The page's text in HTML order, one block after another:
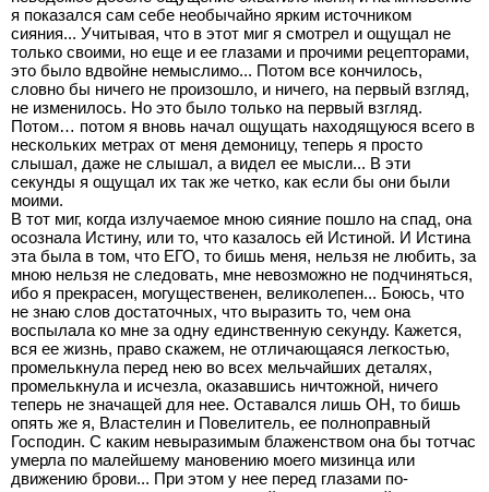
я показался сам себе необычайно ярким источником
сияния... Учитывая, что в этот миг я смотрел и ощущал не
только своими, но еще и ее глазами и прочими рецепторами,
это было вдвойне немыслимо... Потом все кончилось,
словно бы ничего не произошло, и ничего, на первый взгляд,
не изменилось. Но это было только на первый взгляд.
Потом… потом я вновь начал ощущать находящуюся всего в
нескольких метрах от меня демоницу, теперь я просто
слышал, даже не слышал, а видел ее мысли... В эти
секунды я ощущал их так же четко, как если бы они были
моими.
В тот миг, когда излучаемое мною сияние пошло на спад, она
осознала Истину, или то, что казалось ей Истиной. И Истина
эта была в том, что ЕГО, то бишь меня, нельзя не любить, за
мною нельзя не следовать, мне невозможно не подчиняться,
ибо я прекрасен, могущественен, великолепен... Боюсь, что
не знаю слов достаточных, что выразить то, чем она
воспылала ко мне за одну единственную секунду. Кажется,
вся ее жизнь, право скажем, не отличающаяся легкостью,
промелькнула перед нею во всех мельчайших деталях,
промелькнула и исчезла, оказавшись ничтожной, ничего
теперь не значащей для нее. Оставался лишь ОН, то бишь
опять же я, Властелин и Повелитель, ее полноправный
Господин. С каким невыразимым блаженством она бы тотчас
умерла по малейшему мановению моего мизинца или
движению брови... При этом у нее перед глазами по-